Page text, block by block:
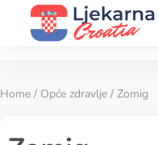
Home / Opće zdravlje / Zomig